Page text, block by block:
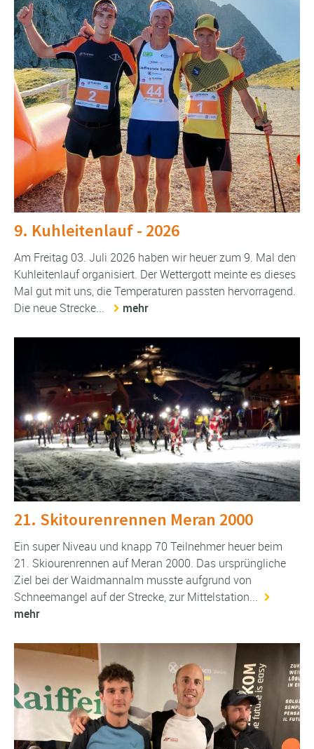
9. Kuhleitenlauf - 2026
Am Freitag 03. Juli 2026 haben wir heuer zum 9. Mal den
Kuhleitenlauf organisiert. Der Wettergott meinte es dieses
Mal gut mit uns, die Temperaturen passten hervorragend.
Die neue Strecke...
mehr
21. Skitourenrennen Meran 2000
Ein super Niveau und knapp 70 Teilnehmer heuer beim
21. Skiourenrennen auf Meran 2000. Das ursprüngliche
Ziel bei der Waidmannalm musste aufgrund von
Schneemangel auf der Strecke, zur Mittelstation...
mehr